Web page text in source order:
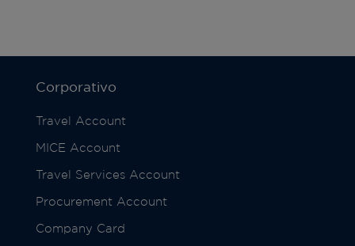
Corporativo
Travel Account
MICE Account
Travel Services Account
Procurement Account
Company Card